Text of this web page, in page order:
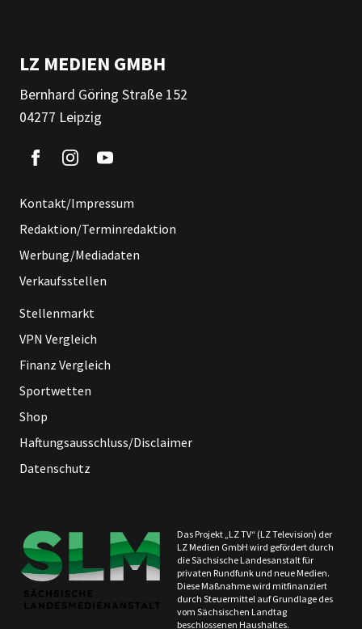
LZ MEDIEN GMBH
Bernhard Göring Straße 152
04277 Leipzig
Kontakt/Impressum
Redaktion/Terminredaktion
Werbung/Mediadaten
Verkaufsstellen
Stellenmarkt
VPN Vergleich
Finanz Vergleich
Sportwetten
Shop
Haftungsausschluss/Disclaimer
Datenschutz
Das Projekt „LZ TV“ (LZ Television) der
LZ Medien GmbH wird gefördert durch
die Sächsische Landesanstalt für
privaten Rundfunk und neue Medien.
Diese Maßnahme wird mitfinanziert
durch Steuermittel auf Grundlage des
vom Sächsischen Landtag
beschlossenen Haushaltes.